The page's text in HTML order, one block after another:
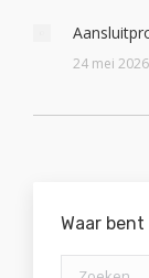
24 mei 2026
Waar
Zoeken: